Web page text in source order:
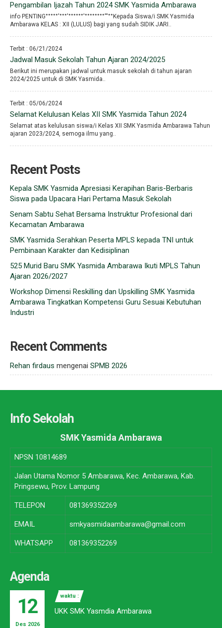
Pengambilan Ijazah Tahun 2024 SMK Yasmida Ambarawa
info PENTING°°°°°′°°°′°°°°°°′°°°°°°°°′′′°°Kepada Siswa/i SMK Yasmida
Ambarawa KELAS : XII (LULUS) bagi yang sudah SIDIK JARI..
Terbit : 06/21/2024
Jadwal Masuk Sekolah Tahun Ajaran 2024/2025
Berikut ini merupakan jadwal untuk masuk sekolah di tahun ajaran
2024/2025 untuk di SMK Yasmida..
Terbit : 05/06/2024
Selamat Kelulusan Kelas XII SMK Yasmida Tahun 2024
Selamat atas kelulusan siswa/i Kelas XII SMK Yasmida Ambarawa Tahun
ajaran 2023/2024, semoga ilmu yang..
Recent Posts
Kepala SMK Yasmida Apresiasi Kerapihan Baris-Berbaris
Siswa pada Upacara Hari Pertama Masuk Sekolah
Senam Sabtu Sehat Bersama Instruktur Profesional dari
Kecamatan Ambarawa
SMK Yasmida Serahkan Peserta MPLS kepada TNI untuk
Pembinaan Karakter dan Kedisiplinan
525 Murid Baru SMK Yasmida Ambarawa Ikuti MPLS Tahun
Ajaran 2026/2027
Workshop Dimensi Reskilling dan Upskilling SMK Yasmida
Ambarawa Tingkatkan Kompetensi Guru Sesuai Kebutuhan
Industri
Recent Comments
Rehan firdaus mengenai SPMB 2026
Info Sekolah
SMK Yasmida Ambarawa
NPSN 10814689
Jalan Utama Nomor 5 Ambarawa, Kec. Ambarawa, Kab.
Pringsewu, Prov. Lampung
TELEPON 081369352269
EMAIL smkyasmidaambarawa@gmail.com
WHATSAPP 081369352269
Agenda
12
Des 2026
waktu :
UKK SMK Yasmdia Ambarawa